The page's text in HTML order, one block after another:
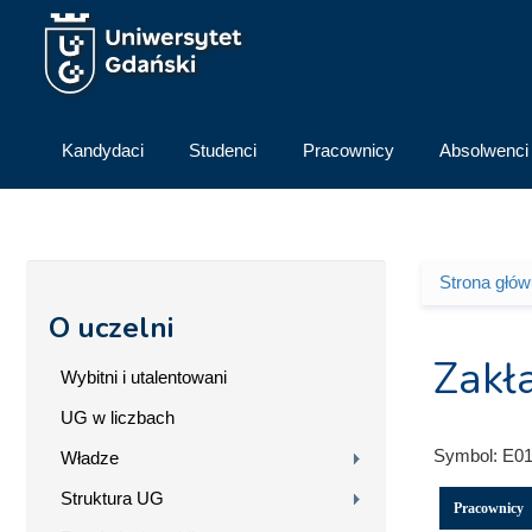
Przejdź do treści
Kandydaci Studenci Pracownicy Absolwenci
O uczelni
Wybitni i utalentowani
UG w liczbach
Władze
Struktura UG
Strona
Symbol:
Pracownicy